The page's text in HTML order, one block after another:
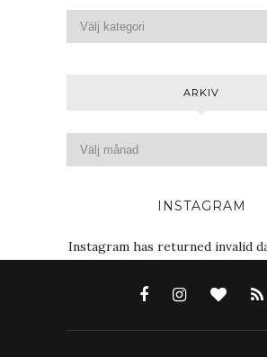
ARKIV
INSTAGRAM
Instagram has returned invalid